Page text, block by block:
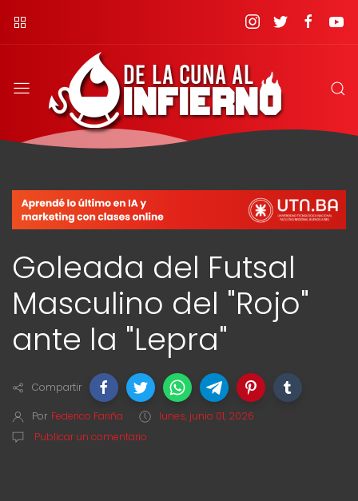
Goleada del Futsal
Masculino del "Rojo"
ante la "Lepra"
Compartir
Por Federico Fariña
lunes, junio 01, 2026
Publicar un comentario